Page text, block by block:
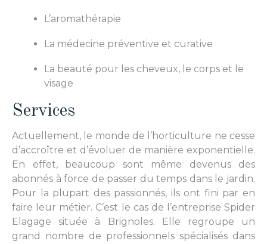
L’aromathérapie
La médecine préventive et curative
La beauté pour les cheveux, le corps et le
visage
Services
Actuellement, le monde de l’horticulture ne cesse
d’accroître et d’évoluer de manière exponentielle.
En effet, beaucoup sont même devenus des
abonnés à force de passer du temps dans le jardin.
Pour la plupart des passionnés, ils ont fini par en
faire leur métier. C’est le cas de l’entreprise Spider
Elagage située à Brignoles. Elle regroupe un
grand nombre de professionnels spécialisés dans